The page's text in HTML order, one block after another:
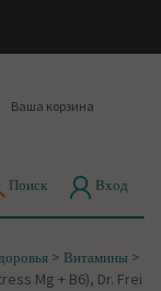
Ваша корзина
Поиск Вход
> Витамины >
Mg + B6), Dr. Frei